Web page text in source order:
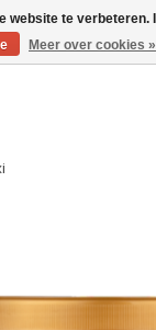
een groot deel van
website te verbeteren.
Meer over cookies »